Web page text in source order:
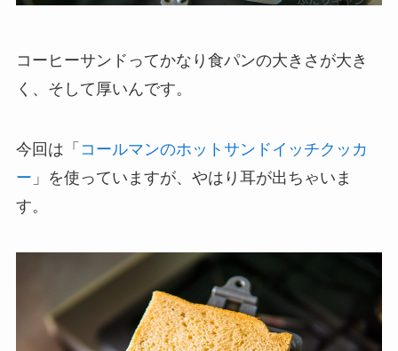
コーヒーサンドってかなり食パンの大きさが大き
く、そして厚いんです。
今回は「 コールマンのホットサンドイッチクッカ
ー 」を使っていますが、やはり耳が出ちゃいま
す。